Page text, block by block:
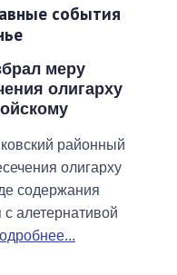
события
меру
олигарху
районный
олигарху
содержания
алетернативой